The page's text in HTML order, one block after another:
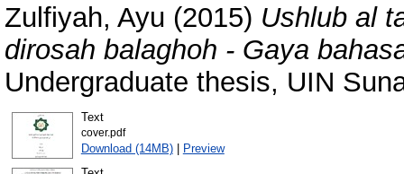
Zulfiyah, Ayu (2015) Ushlub al
dirosah balaghoh - Gaya
Undergraduate thesis, UIN
Text
cover.pdf
Download (14MB)| Preview